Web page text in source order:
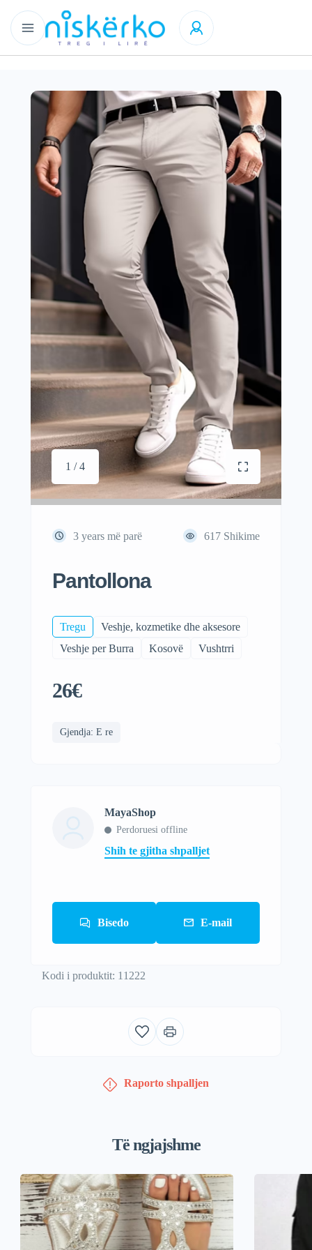
1 / 4
3 years më parë 617 Shikime
Pantollona
Tregu
Veshje, kozmetike dhe aksesore
Veshje per Burra
Kosovë Vushtrri
26€
Gjendja: E re
MayaShop
Perdoruesi offline
Shih te gjitha shpalljet
Bisedo E-mail
Kodi i produktit: 11222
Raporto shpalljen
Të ngjajshme